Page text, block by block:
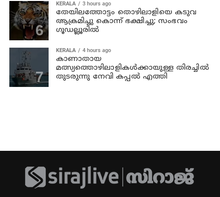
KERALA 3 hours ago
തേയിലത്തോട്ടം തൊഴിലാളിയെ കടുവ
ആക്രമിച്ചു കൊന്ന് ഭക്ഷിച്ചു; സംഭവം
ഗൂഡല്ലൂരില്‍
KERALA 4 hours ago
കാണാതായ
മത്സ്യത്തൊഴിലാളികള്‍ക്കായുള്ള തിരച്ചില്‍
തുടരുന്നു നേവി കപ്പല്‍ എത്തി